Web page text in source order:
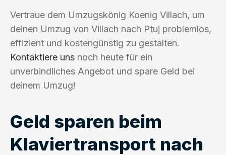
Vertraue dem Umzugskönig Koenig Villach, um
deinen Umzug von Villach nach Ptuj problemlos,
effizient und kostengünstig zu gestalten.
Kontaktiere uns noch heute für ein
unverbindliches Angebot und spare Geld bei
deinem Umzug!
Geld sparen beim
Klaviertransport nach